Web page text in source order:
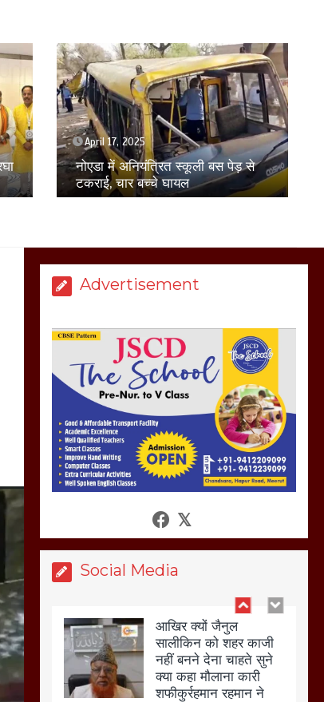
April 17, 2025
उप्र : विदेशी महिला पर्यटक से छेड़छाड़ के
आरोप में एक व्यक्ति गिरफ्तार
Advertisement
Social Media
अनशन की चेतावनी
March 8, 2025
मेरठ सुराजकुंड शमशान
घाट में चिता से अस्थि
उठाकर खाते कुत्ते का
कर होलिका को किया तहस
नहस,मोहल्ले वालों के साथ
की गई गाली गलोच ,कहा
अगर रखी गई होली तो होगा
खून खराबा,
March 11, 2025
आखिर क्यों जैनुल
सालीकिन को शहर काजी
नहीं बनने देना चाहते सुने
क्या कहा मौलाना कारी
March 11, 2025
बिजली विभाग से परेशान
होकर बागपत में एक संत ने
सरकार को दी आमरण
अनशन की चेतावनी